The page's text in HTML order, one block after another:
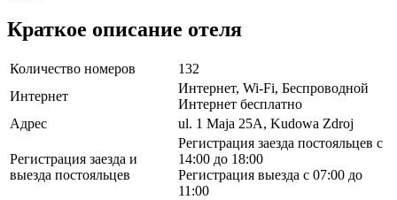
Краткое описание отеля
Количество номеров
132
Интернет
Интернет, Wi-Fi, Беспроводной
Интернет бесплатно
Адрес
ul. 1 Maja 25A, Kudowa Zdroj
Регистрация заезда и
выезда постояльцев
Регистрация заезда постояльцев с
14:00 до 18:00
Регистрация выезда с 07:00 до
11:00